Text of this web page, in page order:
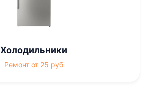
Холодильники
Ремонт от 25 руб